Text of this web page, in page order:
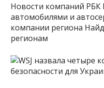
Новости компаний РБК
автомобилями и
компании региона
регионам